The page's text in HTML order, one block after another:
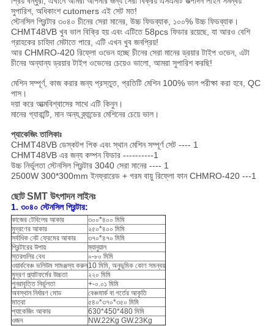
সুপারিশ, অধিকাংশ cutomers এই সেট মত!
স্টেনসিল প্রিন্টার ৩০৪০ চীনের সেরা মানের, উচ্চ ফিডব্যাক, ১০০% উচ্চ ফিডব্যাক।
CHMT48VB খুব ভাল বিক্রি হয় এবং এটিতে 58pcs ফিডার রয়েছে, যা আরও বেশি
গ্রাহকের চাহিদা মেটাতে পারে, এটি এখন খুব জনপ্রিয়!
আর CHMRO-420 রিফ্লো ওভেন হচ্ছে চীনের সেরা মানের ড্রয়ার টাইপ ওভেন, এটা
চীনের অন্যান্য ড্রয়ার টাইপ ওভেনের চেয়েও ভালো, আমরা সুপারিশ করছি!
মেশিন সম্পূর্ণ, কাজ করার জন্য প্রস্তুত, প্রতিটি মেশিন 100% ভাল পরীক্ষা করা হবে, QC
পাস।
দয়া করে আত্মবিশ্বাসের সাথে এটি কিনুন।
মানের গ্যারান্টি, মান অন্য ব্র্যান্ডের মেশিনের চেয়ে ভাল।
প্যাকেজিং তালিকাঃ
CHMT48VB ডেস্কটপ পিক এবং স্থান মেশিন সম্পূর্ণ সেট ---- 1
CHMT48VB এর জন্য কম্পন ফিডার ----------1
উচ্চ নির্ভুলতা স্টেনসিল প্রিন্টার 3040 সেরা মানের ---- 1
2500W 300*300mm ইনফ্রারেড + গরম বায়ু রিফ্লো ফান CHMRO-420 ---1
ছোট SMT উৎপাদন লাইনঃ
1. ৩০৪০ স্টেনসিল প্রিন্টার:
কাজের টেবিলের আকার
৩০০*৪০০ মিমি
মুদ্রণের আকার
২৫০*৪০০ মিমি
সর্বাধিক নেট ফ্রেমের আকার
৩৭০*৪৭০ মিমি
প্রিন্টারের উপায়
ম্যানুয়াল
স্তরগুলির বেধ
০-৮০ মিমি
ওয়ার্কবেঞ্চ ভলিউম সামঞ্জস্য করুন10 মিমি, অনুভূমিক কোণ সমন্বয়
মুদ্রণ প্ল্যাটফর্মের উচ্চতা
২২০ মিমি
পুনরাবৃত্তি নির্ভুলতা
+-০.০১ মিমি
অবস্থান নির্ধারণ মোড
বেঞ্চমার্ক বা গর্তের আকৃতি
মাত্রা
৫৪০*৩৭০*৩৫০ মিমি
প্যাকেজিং আকার
630*450*480 মিমি
ওজন
NW.22Kg GW.23Kg